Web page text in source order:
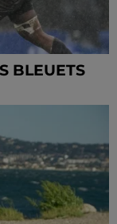
BLEUETS